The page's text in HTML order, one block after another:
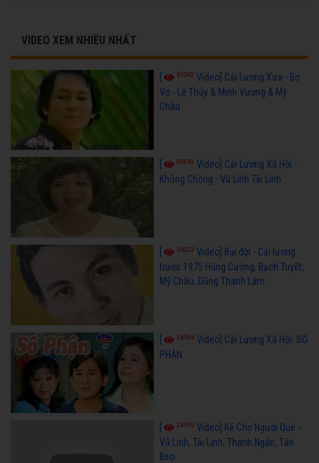
VIDEO XEM NHIỀU NHẤT
[ 67092 Video] Cải Lương Xưa - Bơ
Vơ - Lệ Thủy & Minh Vương & Mỹ
Châu
50845 Video] Cải Lương Xã Hội -
Không Chồng - Vũ Linh Tài Linh
36023 Video] Bụi đời - Cải lương
trước 1975 Hùng Cường, Bạch Tuyết,
Mỹ Châu, Dũng Thanh Lâm
34586 Video] Cải Lương Xã Hội: SỐ
PHẬN
24593 Video] Kẻ Chợ Người Quê -
Vũ Linh, Tài Linh, Thanh Ngân, Tấn
Beo